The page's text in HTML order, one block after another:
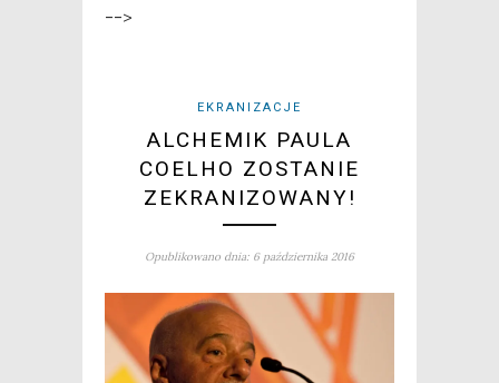
-->
EKRANIZACJE
ALCHEMIK PAULA
COELHO ZOSTANIE
ZEKRANIZOWANY!
Opublikowano dnia: 6 października 2016